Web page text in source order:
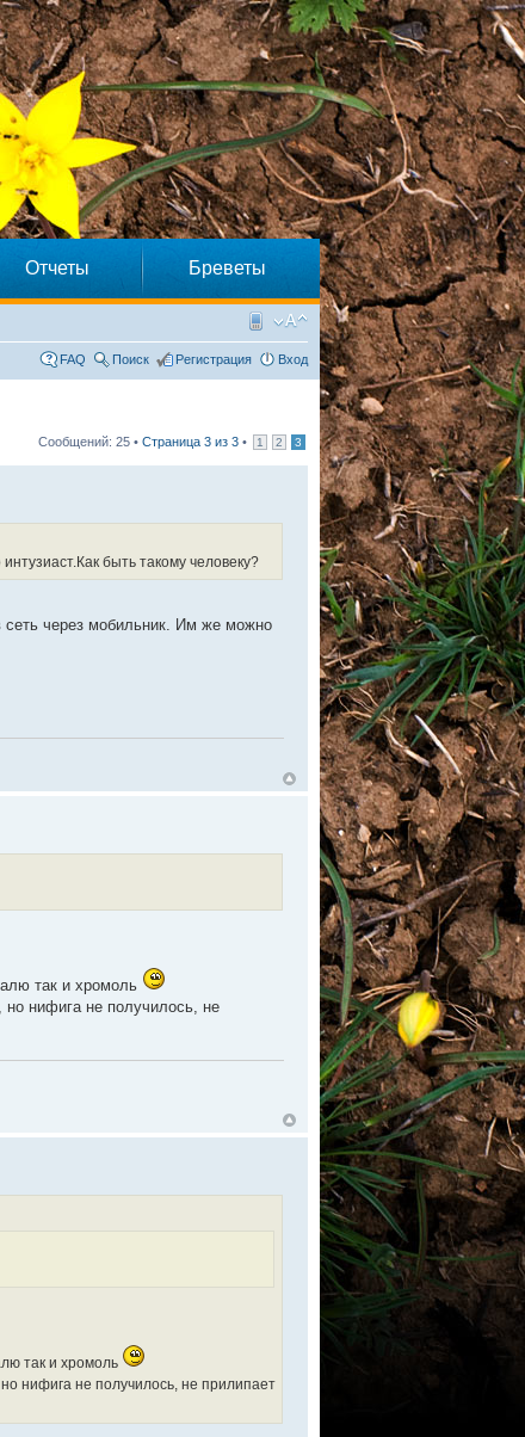
Отчеты Бреветы
FAQ Поиск Регистрация Вход
Сообщений: 25 • Страница 3 из 3 • 1 2 3
быть такому человеку?
сеть через мобильник. Им же можно
так и хромоль
нифига не получилось, не
так и хромоль
нифига не получилось, не прилипает